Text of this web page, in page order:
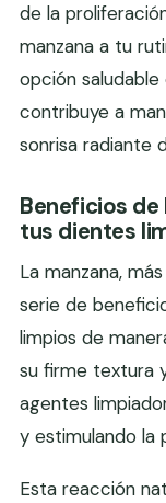
de la
manzana a tu
opción
contribuye a
sonrisa radiante
Beneficios
tus dientes
La manzana,
serie de
limpios de
su firme textura
agentes
y estimulando la
Esta reacción